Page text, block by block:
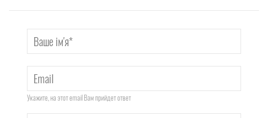
Укажите, на этот email Вам прийдет ответ